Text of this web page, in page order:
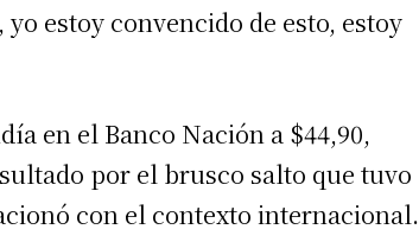
estoy convencido de esto, estoy
en el Banco Nación a $44,90,
por el brusco salto que tuvo
con el contexto internacional.